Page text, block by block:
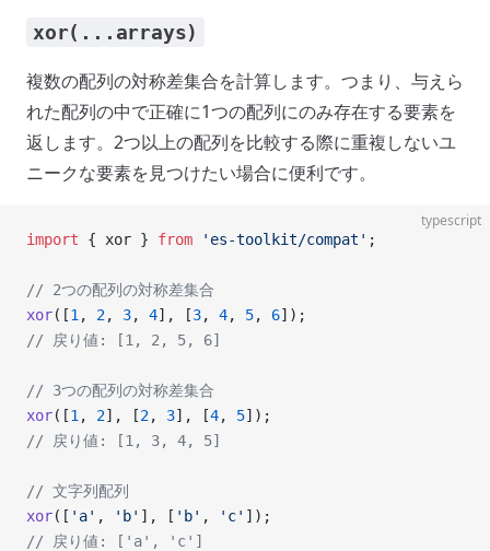
xor(...arrays)
複数の配列の対称差集合を計算します。つまり、与えら
れた配列の中で正確に1つの配列にのみ存在する要素を
返します。2つ以上の配列を比較する際に重複しないユ
ニークな要素を見つけたい場合に便利です。
typescript
import { xor } from 'es-toolkit/compat' ;
// 2つの配列の対称差集合
xor([1 , 2, 3, 4], [3, 4, 5, 6]);
// 戻り値: [1, 2, 5, 6]
// 3つの配列の対称差集合
xor([1 , 2], [2, 3], [4, 5]);
// 戻り値: [1, 3, 4, 5]
// 文字列配列
xor([ 'a' , 'b' ], [ 'b' , 'c' ]);
// 戻り値: ['a', 'c']